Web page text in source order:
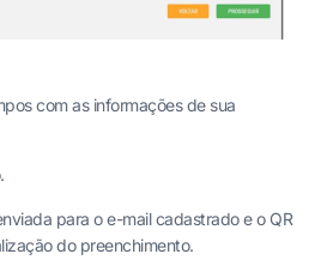
com as informações de sua
para o e-mail cadastrado e o QR
do preenchimento.